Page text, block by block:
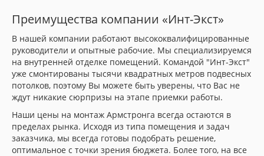
Преимущества компании «Инт-Экст»
В нашей компании работают высококвалифицированные
руководители и опытные рабочие. Мы специализируемся
на внутренней отделке помещений. Командой "Инт-Экст"
уже смонтированы тысячи квадратных метров подвесных
потолков, поэтому Вы можете быть уверены, что Вас не
ждут никакие сюрпризы на этапе приемки работы.
Наши цены на монтаж Армстронга всегда остаются в
пределах рынка. Исходя из типа помещения и задач
заказчика, мы всегда готовы подобрать решение,
оптимальное с точки зрения бюджета. Более того, на все